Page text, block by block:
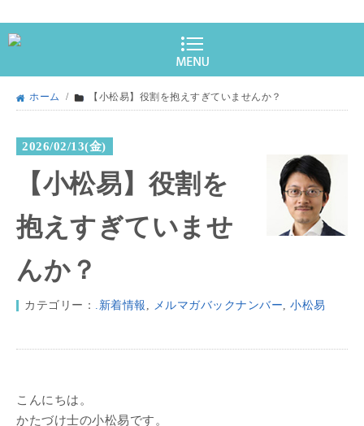
ホーム / 【小松易】役割を抱えすぎていませんか？
2026/02/13(金)
【小松易】役割を
抱えすぎていませ
んか？
カテゴリー： .新着情報 , メルマガバックナンバー, 小松易
こんにちは。
かたづけ士の小松易です。